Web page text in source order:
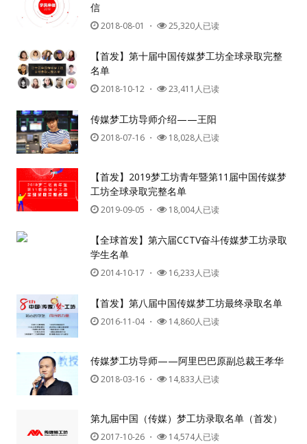
密码
没帐号？ 注册一个
信
2018-08-01 ・ 25,320人已读
【首发】第十届中国传媒梦工坊全球录取完整
名单
2018-10-12 ・ 23,411人已读
传媒梦工坊导师介绍——王阳
2018-07-16 ・ 18,028人已读
【首发】2019梦工坊青年暨第11届中国传媒梦
工坊全球录取完整名单
2019-09-05 ・ 18,004人已读
【全球首发】第六届CCTV奋斗传媒梦工坊录取
学生名单
2014-10-17 ・ 16,233人已读
【首发】第八届中国传媒梦工坊最终录取名单
2016-11-04・ 14,860人已读
传媒梦工坊导师——阿里巴巴原副总裁王孝华
2018-03-16 ・ 14,833人已读
第九届中国（传媒）梦工坊录取名单（首发）
2017-10-26 ・ 14,574人已读